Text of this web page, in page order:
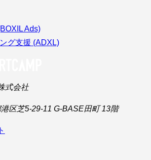
Ads)
グ支援 (ADXL)
式会社
区芝5-29-11 G-BASE田町 13階